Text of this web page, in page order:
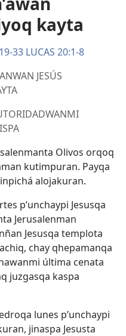
kayta
33 LUCAS 20:1-8
JESÚS
Olivos orqoq
kutimpuran. Payqa
alojakuran.
p’unchaypi Jesusqa
Jerusalenman
Jesusqa templota
chay qhepamanqa
última cenata
juzgasqa kaspa
lunes p’unchaypi
jinaspa Jesusta